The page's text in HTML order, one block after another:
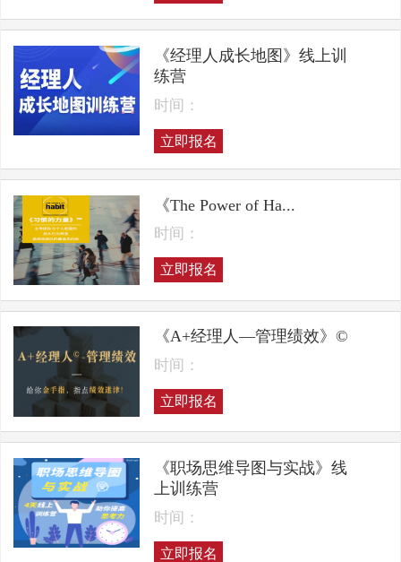
《经理人成长地图》线上训
练营
时间：
立即报名
《The Power of Ha...
时间：
立即报名
《A+经理人—管理绩效》©
时间：
立即报名
《职场思维导图与实战》线
上训练营
时间：
立即报名